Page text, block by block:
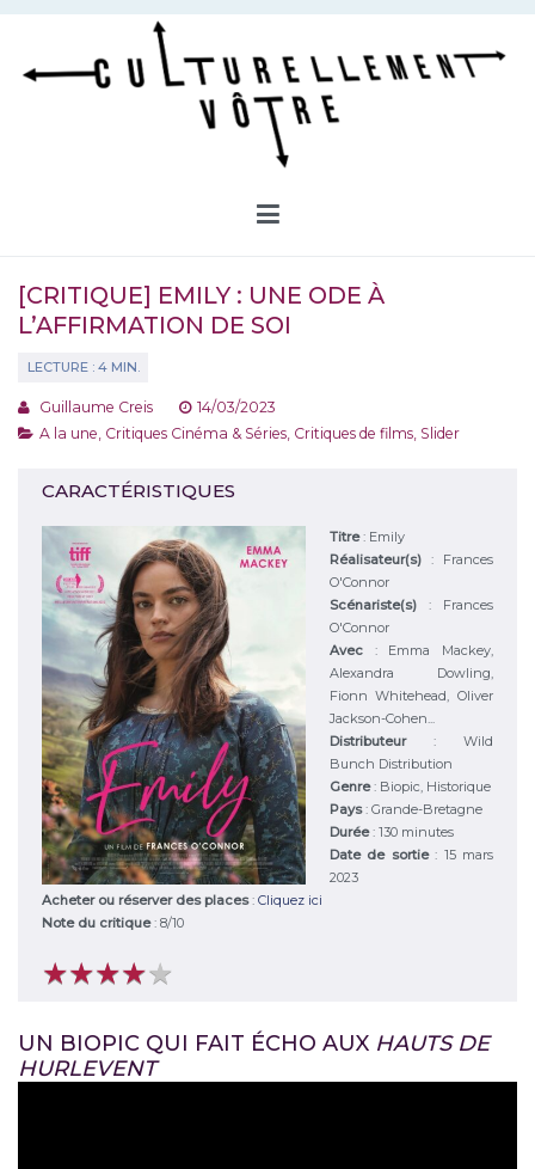
Aller
contenu
[CRITIQUE] EMILY : UNE ODE À
L’AFFIRMATION DE SOI
Guillaume Creis
14/03/2023
A la une Critiques Cinéma & Séries Critiques de films Slider
CARACTÉRISTIQUES
Titre: Emily
Réalisateur(s) : Frances
O'Connor
Scénariste(s) : Frances
O'Connor
Avec : Emma Mackey,
Alexandra Dowling,
Fionn Whitehead, Oliver
Jackson-Cohen...
Distributeur :Wild
Bunch Distribution
Genre: Biopic, Historique
Pays: Grande-Bretagne
Durée: 130 minutes
Date de sortie: 15 mars
2023
Acheter ou réserver des places: Cliquez ici
Note du critique: 8/10
★★★★★
★★★★★
UN BIOPIC QUI FAIT ÉCHO AUX HAUTS DE
HURLEVENT